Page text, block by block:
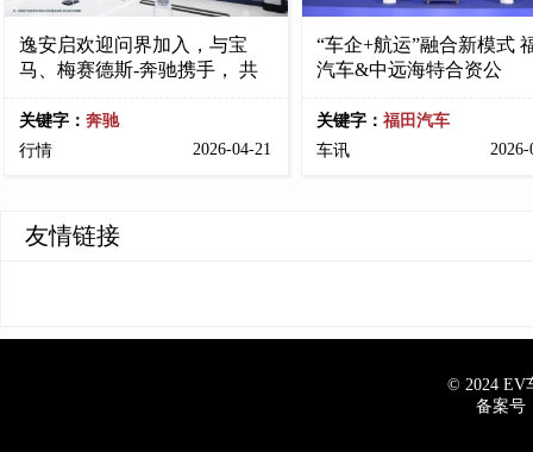
逸安启欢迎问界加入，与宝
马、梅赛德斯-奔驰携手， 共
关键字： 奔驰
行情
2026-04-21
“车企+航运”融合新模式
汽车&中远海特合资公
关键字： 福田汽车
车讯
友情链接
© 2024 EV
备案号